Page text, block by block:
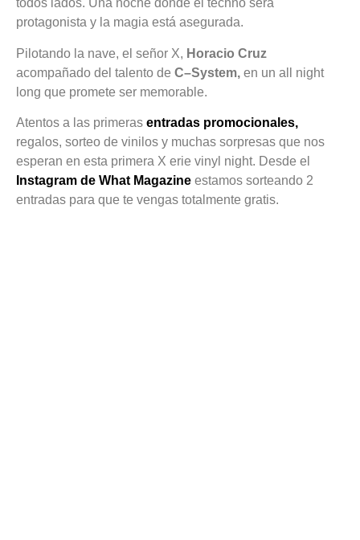
Noticias
Tendencias
Entrevistas
Foodie
todos lados. Una noche donde el techno será
protagonista y la magia está asegurada.
Pilotando la nave, el señor X, Horacio Cruz
acompañado del talento de C–System, en un all night
long que promete ser memorable.
Atentos a las primeras entradas promocionales,
regalos, sorteo de vinilos y muchas sorpresas que nos
esperan en esta primera X erie vinyl night. Desde el
Instagram de What Magazine estamos sorteando 2
entradas para que te vengas totalmente gratis.